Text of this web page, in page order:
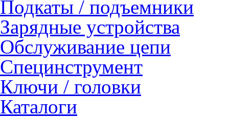
Подкаты / подъемники
Зарядные устройства
Обслуживание цепи
Специнструмент
Ключи / головки
Каталоги